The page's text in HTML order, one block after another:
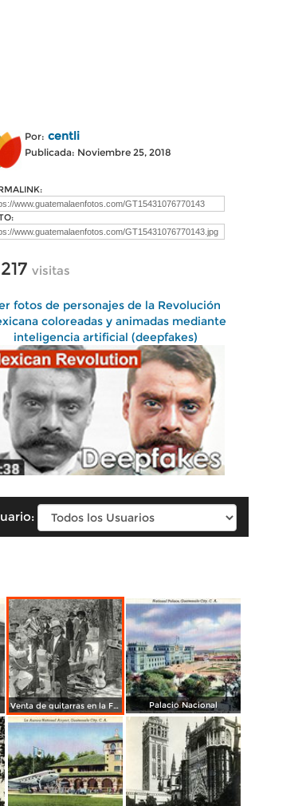
Por: centli
Publicada: Noviembre 25, 2018
visitas
fotos de personajes de la Revolución
coloreadas y animadas mediante
inteligencia artificial (deepfakes)
Venta de guitarras en la Feria de Agosto Palacio Nacional